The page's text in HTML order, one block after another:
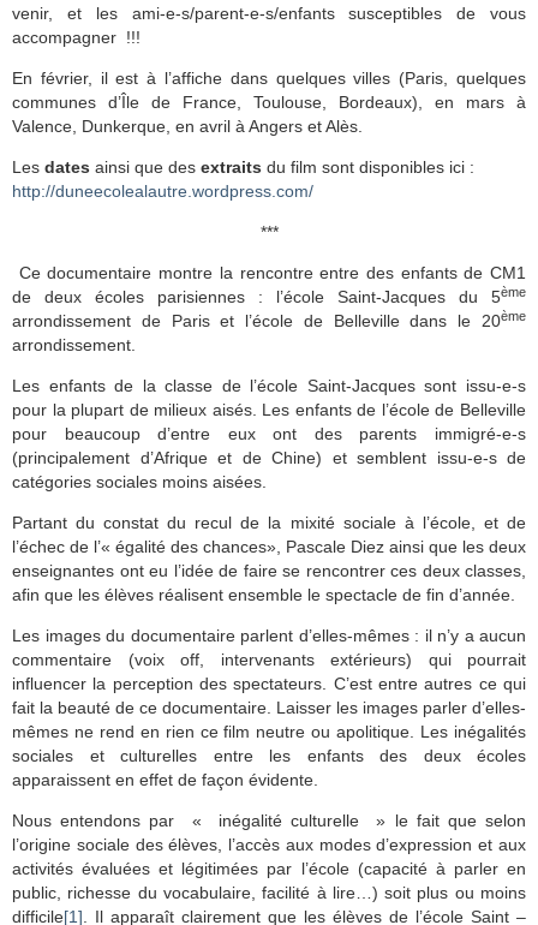
venir, et les ami-e-s/parent-e-s/enfants susceptibles de vous
accompagner !!!
En février, il est à l’affiche dans quelques villes (Paris, quelques
communes d’Île de France, Toulouse, Bordeaux), en mars à
Valence, Dunkerque, en avril à Angers et Alès.
Les dates ainsi que des extraits du film sont disponibles ici :
http://duneecolealautre.wordpress.com/
***
Ce documentaire montre la rencontre entre des enfants de CM1
de deux écoles parisiennes : l’école Saint-Jacques du 5ème
arrondissement de Paris et l’école de Belleville dans le 20ème
arrondissement.
Les enfants de la classe de l’école Saint-Jacques sont issu-e-s
pour la plupart de milieux aisés. Les enfants de l’école de Belleville
pour beaucoup d’entre eux ont des parents immigré-e-s
(principalement d’Afrique et de Chine) et semblent issu-e-s de
catégories sociales moins aisées.
Partant du constat du recul de la mixité sociale à l’école, et de
l’échec de l’« égalité des chances», Pascale Diez ainsi que les deux
enseignantes ont eu l’idée de faire se rencontrer ces deux classes,
afin que les élèves réalisent ensemble le spectacle de fin d’année.
Les images du documentaire parlent d’elles-mêmes : il n’y a aucun
commentaire (voix off, intervenants extérieurs) qui pourrait
influencer la perception des spectateurs. C’est entre autres ce qui
fait la beauté de ce documentaire. Laisser les images parler d’elles-
mêmes ne rend en rien ce film neutre ou apolitique. Les inégalités
sociales et culturelles entre les enfants des deux écoles
apparaissent en effet de façon évidente.
Nous entendons par « inégalité culturelle » le fait que selon
l’origine sociale des élèves, l’accès aux modes d’expression et aux
activités évaluées et légitimées par l’école (capacité à parler en
public, richesse du vocabulaire, facilité à lire…) soit plus ou moins
difficile[1] . Il apparaît clairement que les élèves de l’école Saint –